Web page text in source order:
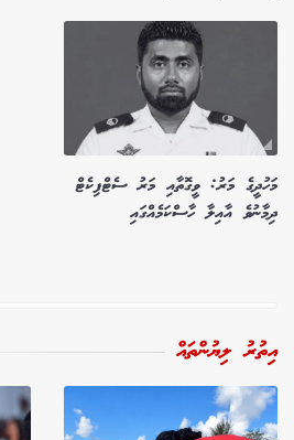
މަހުދީގެ މަރު: ވީގޮތާއި މަރު ސެޓްފިކެޓް
ދިމާނުވެ އާއިލާ ހާސްކަމެއްގައި
އިތުރު ލިޔުންތައް